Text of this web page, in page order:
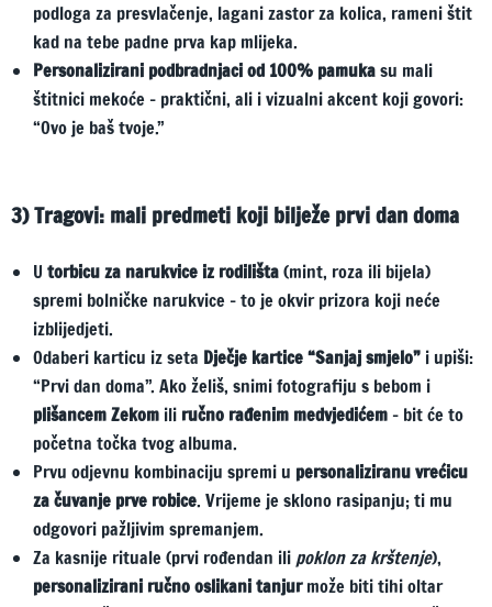
podloga za presvlačenje, lagani zastor za kolica, rameni štit
kad na tebe padne prva kap mlijeka.
Personalizirani podbradnjaci od 100% pamukasu mali
štitnici mekoće – praktični, ali i vizualni akcent koji govori:
“Ovo je baš tvoje.”
3) Tragovi: mali predmeti koji bilježe prvi dan doma
U torbicu za narukvice iz rodilišta(mint, roza ili bijela)
spremi bolničke narukvice – to je okvir prizora koji neće
izblijedjeti.
Odaberi karticu iz seta Dječje kartice “Sanjaj smjelo” i upiši:
“Prvi dan doma”. Ako želiš, snimi fotografiju s bebom i
plišancem Zekom ili ručno rađenim medvjedićem– bit će to
početna točka tvog albuma.
Prvu odjevnu kombinaciju spremi u personaliziranu vrećicu
za čuvanje prve robice. Vrijeme je sklono rasipanju; ti mu
odgovori pažljivim spremanjem.
Za kasnije rituale (prvi rođendan ili poklon za krštenje),
personalizirani ručno oslikani tanjurmože biti tihi oltar